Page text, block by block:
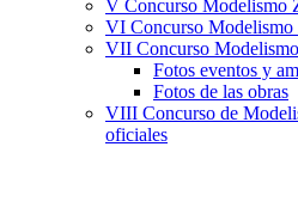
V Concurso Modelismo
VI Concurso Modelismo
VII Concurso
Fotos eventos y
Fotos de las obras
VIII Concurso de
oficiales